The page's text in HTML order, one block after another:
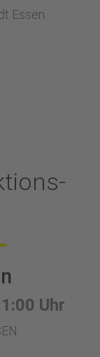
Essen.
Uhr